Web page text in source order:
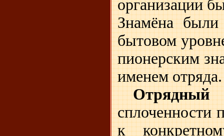
организации
Знамёна
бытовом
пионерским
именем
Отрядный
сплоченности
к